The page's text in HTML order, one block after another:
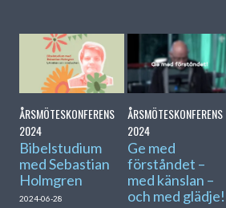
ÅRSMÖTESKONFERENS
2024
Bibelstudium
med Sebastian
Holmgren
2024-06-28
ÅRSMÖTESKONFERENS
2024
Ge med
förståndet –
med känslan –
och med glädje!